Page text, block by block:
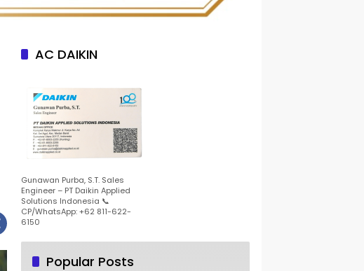
AC DAIKIN
Gunawan Purba, S.T. Sales
Engineer – PT Daikin Applied
Solutions Indonesia 📞
CP/WhatsApp: +62 811-622-
6150
Popular Posts